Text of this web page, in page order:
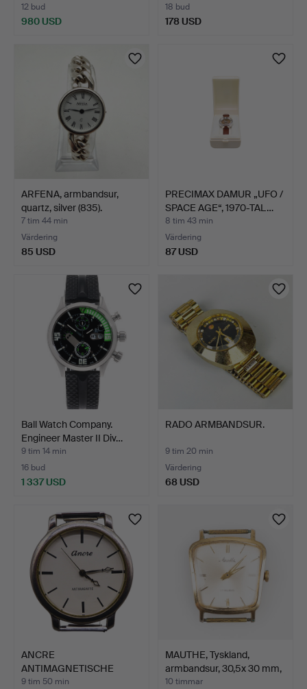
12 bud
980 USD
18 bud
178 USD
ARFENA, armbandsur,
quartz, silver (835).
7 tim 44 min
Värdering
85 USD
PRECIMAX DAMUR „UFO /
SPACE AGE“, 1970-TAL…
8 tim 43 min
Värdering
87 USD
Ball Watch Company.
Engineer Master II Div…
9 tim 14 min
16 bud
1 337 USD
RADO ARMBANDSUR.
9 tim 20 min
Värdering
68 USD
ANCRE
ANTIMAGNETISCHE
HERRARMBANDUR.
9 tim 50 min
MAUTHE, Tyskland,
armbandsur, 30,5x 30 mm,
…
10 timmar